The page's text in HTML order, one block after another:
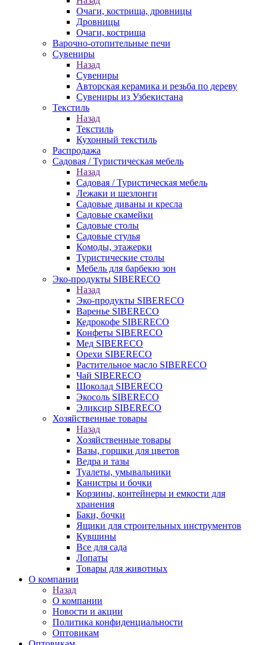
Очаги, кострища, дровницы
Дровницы
Очаги, кострища
Варочно-отопительные печи
Сувениры
Назад
Сувениры
Авторская керамика и резьба по дереву
Сувениры из Узбекистана
Текстиль
Назад
Текстиль
Кухонный текстиль
Распродажа
Садовая / Туристическая мебель
Назад
Садовая / Туристическая мебель
Лежаки и шезлонги
Садовые диваны и кресла
Садовые скамейки
Садовые столы
Садовые стулья
Комоды, этажерки
Туристические столы
Мебель для барбекю зон
Эко-продукты SIBERECO
Назад
Эко-продукты SIBERECO
Варенье SIBERECO
Кедрокофе SIBERECO
Конфеты SIBERECO
Мед SIBERECO
Орехи SIBERECO
Растительное масло SIBERECO
Чай SIBERECO
Шоколад SIBERECO
Экосоль SIBERECO
Эликсир SIBERECO
Хозяйственные товары
Назад
Хозяйственные товары
Вазы, горшки для цветов
Ведра и тазы
Туалеты, умывальники
Канистры и бочки
Корзины, контейнеры и емкости для
хранения
Баки, бочки
Ящики для строительных инструментов
Кувшины
Все для сада
Лопаты
Товары для животных
О компании
Назад
О компании
Новости и акции
Политика конфиденциальности
Оптовикам